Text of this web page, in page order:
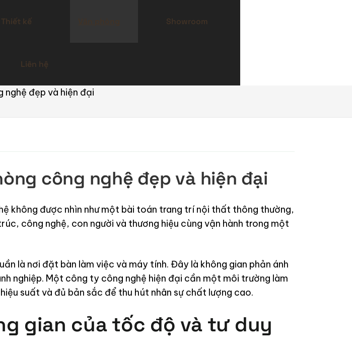
Thiết kế Showroom
Liên hệ
nghệ đẹp và hiện đại
công nghệ đẹp và hiện đại
không được nhìn như một bài toán trang trí nội thất thông thường,
công nghệ, con người và thương hiệu cùng vận hành trong một
là nơi đặt bàn làm việc và máy tính. Đây là không gian phản ánh
nghiệp. Một công ty công nghệ hiện đại cần một môi trường làm
suất và đủ bản sắc để thu hút nhân sự chất lượng cao.
gian của tốc độ và tư duy